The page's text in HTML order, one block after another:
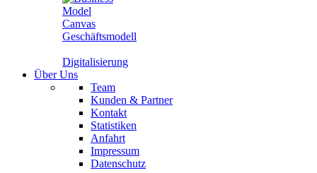
Geschäftsmodell
Digitalisierung
Über Uns
Team
Kunden & Partner
Kontakt
Statistiken
Anfahrt
Impressum
Datenschutz